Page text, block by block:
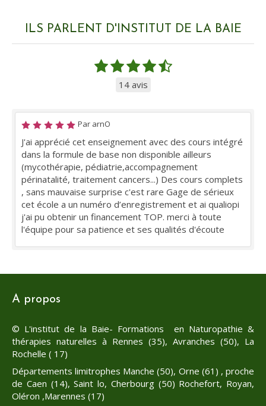
ILS PARLENT D'INSTITUT DE LA BAIE
14 avis
Par arnO
J'ai apprécié cet enseignement avec des cours intégré
dans la formule de base non disponible ailleurs
(mycothérapie, pédiatrie,accompagnement
périnatalité, traitement cancers...) Des cours complets
, sans mauvaise surprise c'est rare Gage de sérieux
cet école a un numéro d’enregistrement et ai qualiopi
j'ai pu obtenir un financement TOP. merci à toute
l'équipe pour sa patience et ses qualités d'écoute
A propos
© L'institut de la Baie- Formations en Naturopathie &
thérapies naturelles à Rennes (35), Avranches (50), La
Rochelle ( 17)
Départements limitrophes Manche (50), Orne (61) , proche
de Caen (14), Saint lo, Cherbourg (50) Rochefort, Royan,
Oléron ,Marennes (17)